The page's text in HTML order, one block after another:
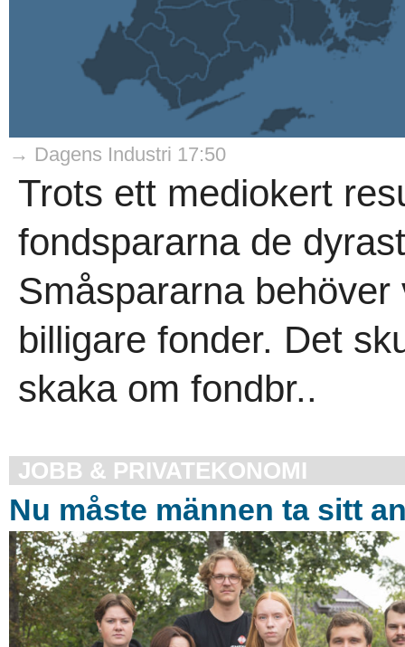
→ Dagens Industri 17:50
Trots ett mediokert
fondspararna de
Småspararna
billigare fonder. Det
skaka om fondbr..
JOBB & PRIVATEKONOMI
Nu måste männen ta sitt